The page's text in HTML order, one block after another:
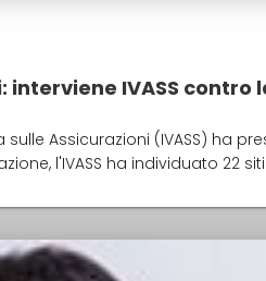
interviene IVASS
sulle Assicurazioni (IVASS) ha
l'IVASS ha individuato 22